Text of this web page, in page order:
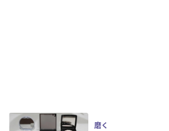
磨く